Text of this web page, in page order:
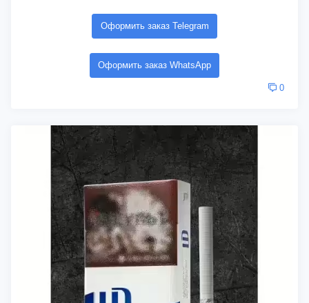
Оформить заказ Telegram
Оформить заказ WhatsApp
0